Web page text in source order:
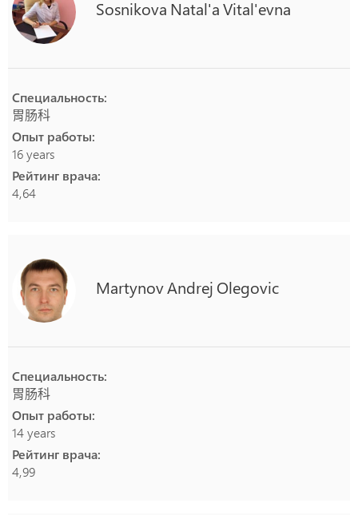
Sosnikova Natal'aVital'evna
Специальность:
胃肠科
Опыт работы:
16 years
Рейтинг врача:
4,64
MartynovAndrej Olegovic
Специальность:
胃肠科
Опыт работы:
14 years
Рейтинг врача:
4,99